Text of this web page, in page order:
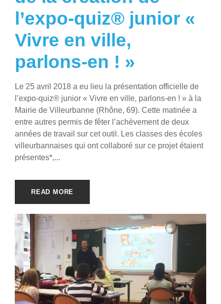
l’expo-quiz® junior «
Vivre en ville,
parlons-en ! »
Le 25 avril 2018 a eu lieu la présentation officielle de
l’expo-quiz® junior « Vivre en ville, parlons-en ! » à la
Mairie de Villeurbanne (Rhône, 69). Cette matinée a
entre autres permis de fêter l’achèvement de deux
années de travail sur cet outil. Les classes des écoles
villeurbannaises qui ont collaboré sur ce projet étaient
présentes*,...
READ MORE